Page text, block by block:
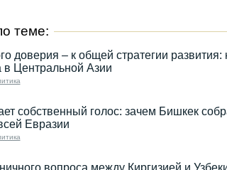
теме:
доверия – к общей стратегии развития:
в Центральной Азии
собственный голос: зачем Бишкек
Евразии
вопроса между Киргизией и